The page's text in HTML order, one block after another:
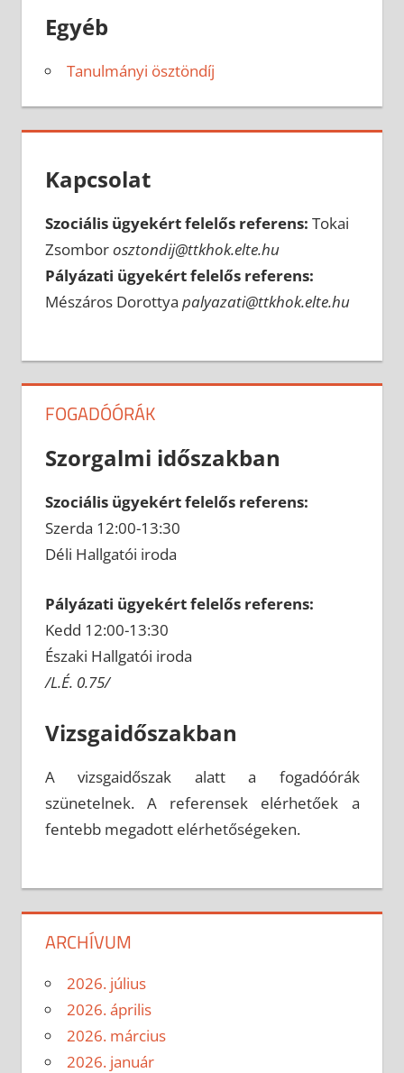
Egyéb
Tanulmányi ösztöndíj
Kapcsolat
Szociális ügyekért felelős referens: Tokai
Zsomborosztondij@ttkhok.elte.hu
Pályázati ügyekért felelős referens:
Mészáros Dorottya palyazati@ttkhok.elte.hu
FOGADÓÓRÁK
Szorgalmi időszakban
Szociális ügyekért felelős referens:
Szerda 12:00-13:30
Déli Hallgatói iroda
Pályázati ügyekért felelős referens:
Kedd 12:00-13:30
Északi Hallgatói iroda
/L.É. 0.75/
Vizsgaidőszakban
A vizsgaidőszak alatt a fogadóórák
szünetelnek. A referensek elérhetőek a
fentebb megadott elérhetőségeken.
ARCHÍVUM
2026. július
2026. április
2026. március
2026. január